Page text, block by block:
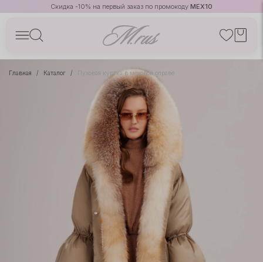
Скидка -10% на первый заказ по промокоду MEX10
Главная Каталог Пуховая куртка в меховой оправе